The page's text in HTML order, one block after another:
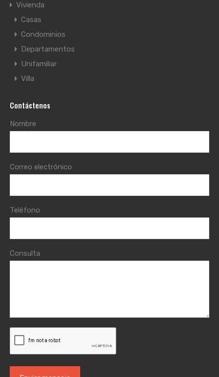
Vivienda
Casas
Condominios
Departamentos
Unifamiliar
Villa
Contáctenos
Nombre
Correo electrónico
Teléfono
Consulta